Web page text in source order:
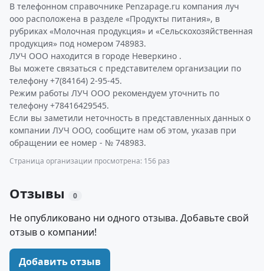
В телефонном справочнике Penzapage.ru компания луч
ооо расположена в разделе «Продукты питания», в
рубриках «Молочная продукция» и «Сельскохозяйственная
продукция» под номером 748983.
ЛУЧ ООО находится в городе Неверкино .
Вы можете связаться с представителем организации по
телефону +7(84164) 2-95-45.
Режим работы ЛУЧ ООО рекомендуем уточнить по
телефону +78416429545.
Если вы заметили неточность в представленных данных о
компании ЛУЧ ООО, сообщите нам об этом, указав при
обращении ее номер - № 748983.
Страница организации просмотрена: 156 раз
Отзывы 0
Не опубликовано ни одного отзыва. Добавьте свой
отзыв о компании!
Добавить отзыв